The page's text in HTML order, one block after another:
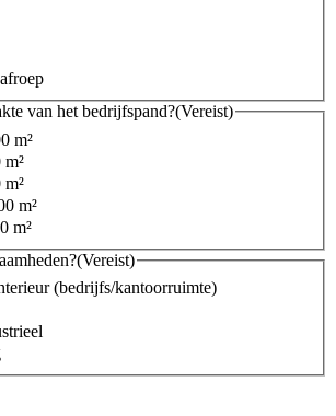
van het bedrijfspand?(Vereist)
m²
m²
m²
m²
m²
(Vereist)
(bedrijfs/kantoorruimte)